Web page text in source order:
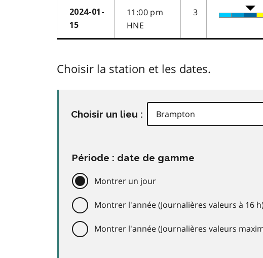
2024-01-
15
11:00 pm
HNE
3
Choisir la station et les dates.
Choisir un lieu :
Période : date de gamme
Montrer un jour
Montrer l'année (Journalières valeurs à 16 h)
Montrer l'année (Journalières valeurs